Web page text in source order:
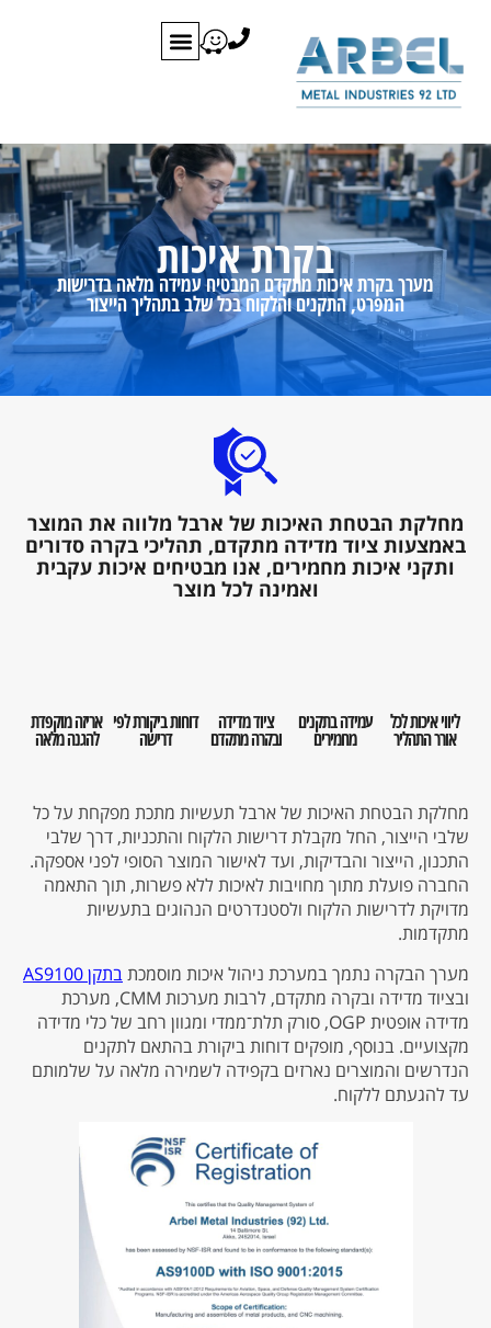
בקרת איכות
מערך בקרת איכות מתקדם המבטיח עמידה מלאה בדרישות
המפרט, התקנים והלקוח בכל שלב בתהליך הייצור
מחלקת הבטחת האיכות של ארבל מלווה את המוצר
באמצעות ציוד מדידה מתקדם, תהליכי בקרה סדורים
ותקני איכות מחמירים, אנו מבטיחים איכות עקבית
ואמינה לכל מוצר
ליווי איכות לכל
אורך התהליך עמידה בתקנים
מחמירים ציוד מדידה
ובקרה מתקדם דוחות ביקורת לפי
דרישה אריזה מוקפדת
להגנה מלאה
מחלקת הבטחת האיכות של ארבל תעשיות מתכת מפקחת על כל
שלבי הייצור, החל מקבלת דרישות הלקוח והתכניות, דרך שלבי
התכנון, הייצור והבדיקות, ועד לאישור המוצר הסופי לפני אספקה.
החברה פועלת מתוך מחויבות לאיכות ללא פשרות, תוך התאמה
מדויקת לדרישות הלקוח ולסטנדרטים הנהוגים בתעשיות
מתקדמות.
מערך הבקרה נתמך במערכת ניהול איכות מוסמכתבתקן AS9100
ובציוד מדידה ובקרה מתקדם, לרבות מערכות CMM, מערכת
מדידה אופטית OGP, סורק תלת־ממדי ומגוון רחב של כלי מדידה
מקצועיים. בנוסף, מופקים דוחות ביקורת בהתאם לתקנים
הנדרשים והמוצרים נארזים בקפידה לשמירה מלאה על שלמותם
עד להגעתם ללקוח.